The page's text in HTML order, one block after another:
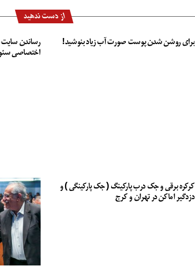
از دست ندهید
برای روشن شدن پوست صورت آب زیاد بنوشید!
رساندن سایت
اختصاصی
کرکره برقی و جک درب پارکینگ ( جک پارکینگی ) و
دزدگیر اماکن در تهران و کرج